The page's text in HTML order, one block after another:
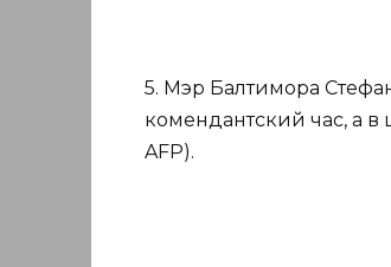
5. Мэр Балтимора
комендантский час, а
AFP).